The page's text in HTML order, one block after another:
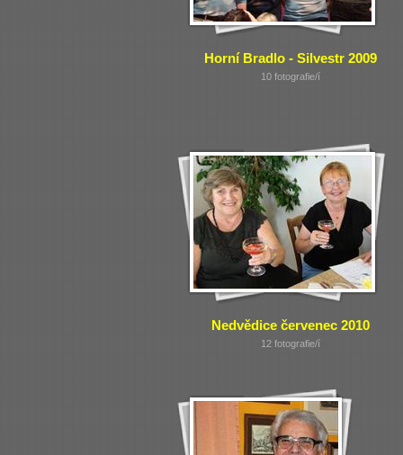
Horní Bradlo - Silvestr 2009
10 fotografie/í
Nedvědice červenec 2010
12 fotografie/í